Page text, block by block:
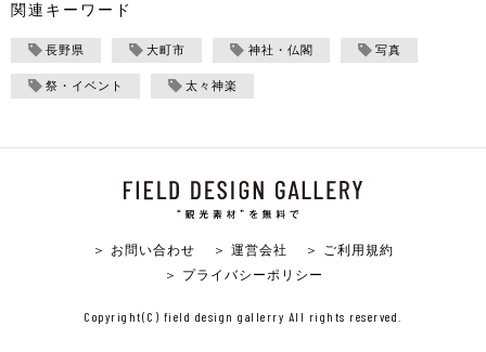
関連キーワード
長野県 大町市 神社・仏閣 写真
祭・イベント 太々神楽
＞ お問い合わせ ＞ 運営会社
＞ ご利用規約
＞ プライバシーポリシー
Copyright(C) field design gallerry All rights reserved.